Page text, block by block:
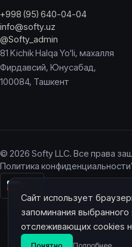
+998 (95) 640-04-04
info@softy.uz
@Softy_admin
81 Kichik Halqa Yo'li, махалля
Фирдавсий, Юнусабад,
100084, Ташкент
© 2026 Softy LLC. Все права
Политика конфиденциальности
Сайт использует
запоминания
отслеживающих cookies